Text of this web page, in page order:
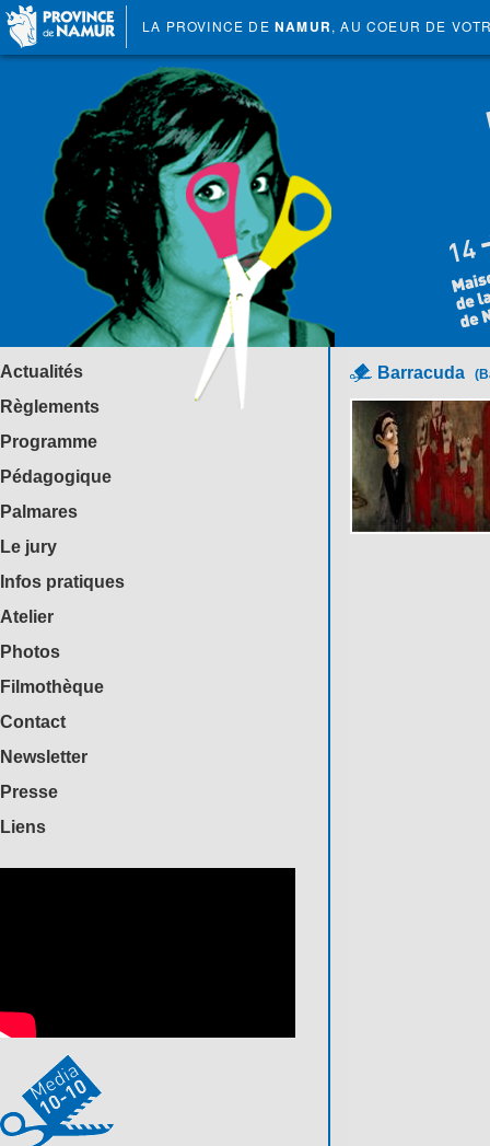
LA PROVINCE DE NAMUR, AU COEUR DE
Actualités
Règlements
Programme
Pédagogique
Palmares
Le jury
Infos pratiques
Atelier
Photos
Filmothèque
Contact
Newsletter
Presse
Liens
Barracuda